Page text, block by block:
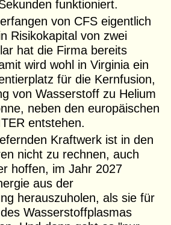
funktioniert.
von CFS eigentlich
Risikokapital von zwei
hat die Firma bereits
wird wohl in Virginia ein
für die Kernfusion,
von Wasserstoff zu Helium
neben den europäischen
entstehen.
Kraftwerk ist in den
nicht zu rechnen, auch
hoffen, im Jahr 2027
aus der
herauszuholen, als sie für
Wasserstoffplasmas